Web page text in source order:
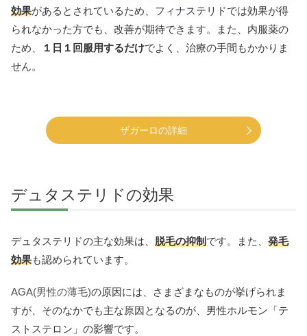
効果があるとされているため、フィナステリドでは効果が得
られなかった方でも、改善が期待できます。また、内服薬の
ため、
１日１回服用するだけでよく、治療の手間もかかりま
せん。
ザガーロの詳細
デュタステリドの効果
デュタステリドの主な効果は、 脱毛の抑制です。また、 発毛
効果も認められています。
AGA(男性の薄毛)の原因には、さまざまなものが挙げられま
すが、そのなかでも主な原因となるのが、男性ホルモン「テ
ストステロン」の影響です。